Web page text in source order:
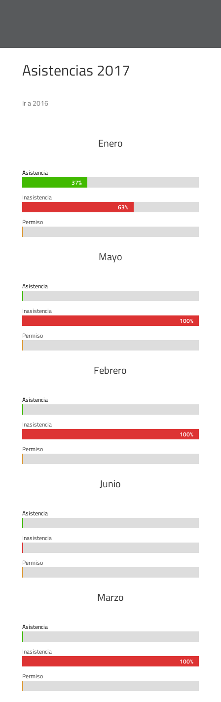
Asistencias 2017
Ir a 2016
Enero
Asistencia
37%
37%
Inasistencia
63%
63%
Permiso
Mayo
Asistencia
Inasistencia
100%
100%
Permiso
Febrero
Asistencia
Inasistencia
100%
100%
Permiso
Junio
Asistencia
Inasistencia
Permiso
Marzo
Asistencia
Inasistencia
100%
100%
Permiso